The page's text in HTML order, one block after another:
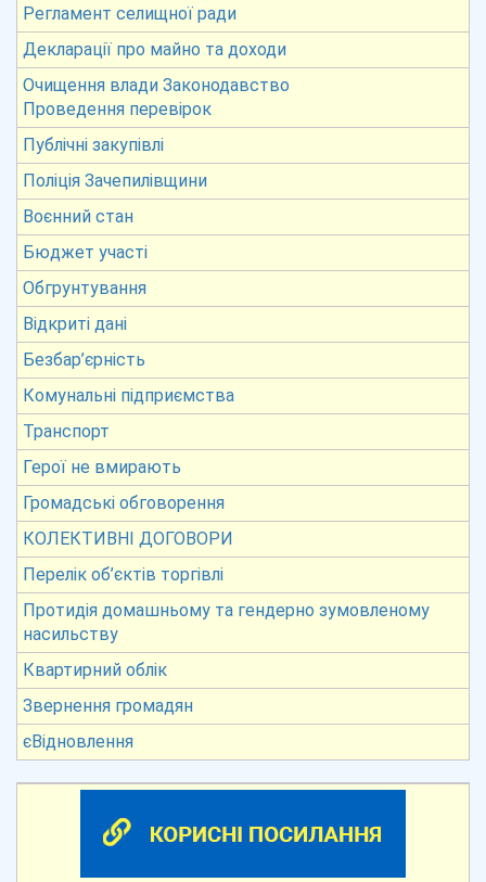
Регламент селищної ради
Декларації про майно та доходи
Очищення влади Законодавство
Проведення перевірок
Публічні закупівлі
Поліція Зачепилівщини
Воєнний стан
Бюджет участі
Обгрунтування
Відкриті дані
Безбар’єрність
Комунальні підприємства
Транспорт
Герої не вмирають
Громадські обговорення
КОЛЕКТИВНІ ДОГОВОРИ
Перелік об’єктів торгівлі
Протидія домашньому та гендерно зумовленому
насильству
Квартирний облік
Звернення громадян
єВідновлення